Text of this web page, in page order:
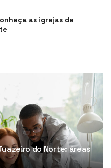
as igrejas de
do Norte: áreas